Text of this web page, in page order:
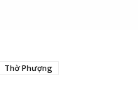
Thờ Phượng